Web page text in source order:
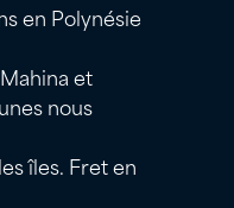
en Polynésie
et
nous
îles. Fret en